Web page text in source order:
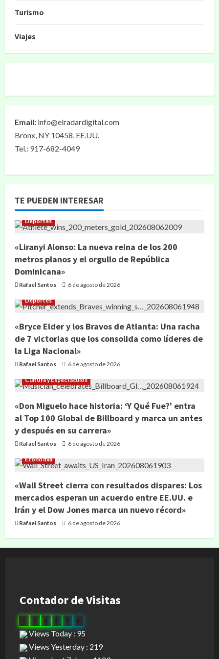
Turismo
Viajes
Email: info@elradardigital.com
Bronx, NY 10458, EE.UU.
Tel.: 917-682-4049
TE PUEDEN INTERESAR
Deportes
«Liranyi Alonso: La nueva reina de los 200
metros planos y el orgullo de República
Dominicana»
Rafael Santos 6 de agosto de 2026
Deportes
«Bryce Elder y los Bravos de Atlanta: Una racha
de 7 victorias que los consolida como líderes de
la Liga Nacional»
Rafael Santos 6 de agosto de 2026
Cultura y Espectáculos
«Don Miguelo hace historia: ‘Y Qué Fue?’ entra
al Top 100 Global de Billboard y marca un antes
y después en su carrera»
Rafael Santos 6 de agosto de 2026
Economía
«Wall Street cierra con resultados dispares: Los
mercados esperan un acuerdo entre EE.UU. e
Irán y el Dow Jones marca un nuevo récord»
Rafael Santos 6 de agosto de 2026
Contador de Visitas
0 9 7 0
Views Today : 95
Views Yesterday : 219